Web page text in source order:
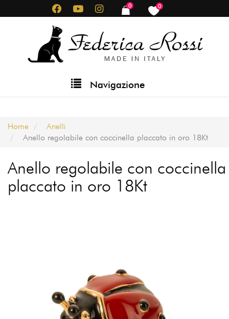
al
0
items
0
items
Navigazione
Home
Anelli
Anello regolabile con coccinella placcato in oro 18Kt
Anello regolabile con coccinella
placcato in oro 18Kt